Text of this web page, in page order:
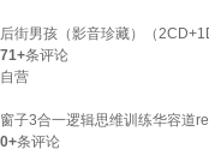
后街男孩（影音珍藏）（
71+条评论
自营
窗子3合一逻辑思维训练华容道
0+条评论